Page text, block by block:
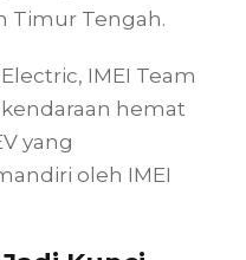
Timur Tengah.
IMEI Team
hemat
yang
oleh IMEI